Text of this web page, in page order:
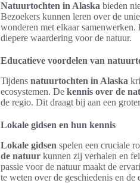
Natuurtochten in Alaska bieden
Bezoekers kunnen leren over de
wonderen met elkaar samenwerken.
diepere waardering voor de natuur.
Educatieve voordelen van
Tijdens natuurtochten in Alaska
ecosystemen. De kennis over de
de regio. Dit draagt bij aan een
Lokale gidsen en hun kennis
Lokale gidsen spelen een cruciale
de natuur kunnen zij verhalen en
passie voor de natuur maakt de
te weten over de geschiedenis en